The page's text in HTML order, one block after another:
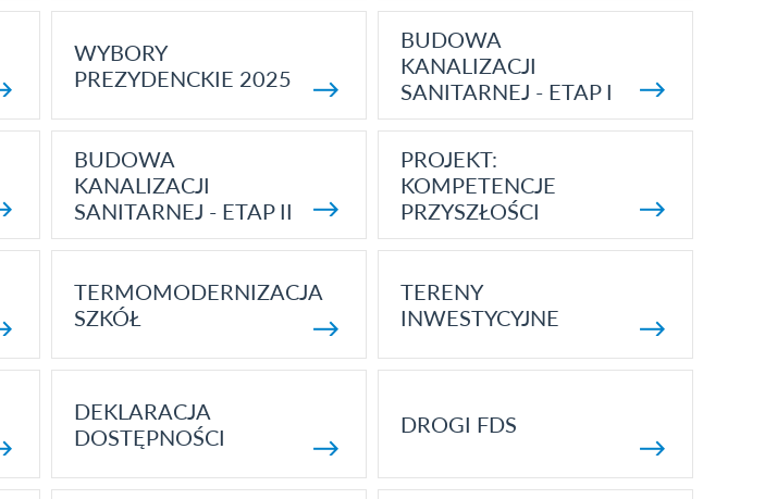
WYBORY
PREZYDENCKIE 2025
BUDOWA
KANALIZACJI
SANITARNEJ - ETAP I
BUDOWA
KANALIZACJI
SANITARNEJ - ETAP II
PROJEKT:
KOMPETENCJE
PRZYSZŁOŚCI
TERMOMODERNIZACJA
SZKÓŁ
TERENY
INWESTYCYJNE
DEKLARACJA
DOSTĘPNOŚCI
DROGI FDS